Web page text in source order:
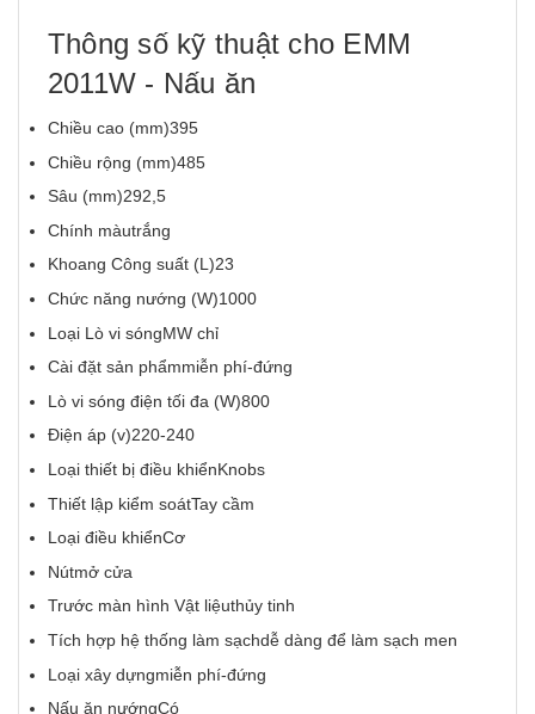
Thông số kỹ thuật cho EMM
2011W - Nấu ăn
Chiều cao (mm)395
Chiều rộng (mm)485
Sâu (mm)292,5
Chính màutrắng
Khoang Công suất (L)23
Chức năng nướng (W)1000
Loại Lò vi sóngMW chỉ
Cài đặt sản phẩmmiễn phí-đứng
Lò vi sóng điện tối đa (W)800
Điện áp (v)220-240
Loại thiết bị điều khiểnKnobs
Thiết lập kiểm soátTay cầm
Loại điều khiểnCơ
Nútmở cửa
Trước màn hình Vật liệuthủy tinh
Tích hợp hệ thống làm sạchdễ dàng để làm sạch men
Loại xây dựngmiễn phí-đứng
Nấu ăn nướngCó